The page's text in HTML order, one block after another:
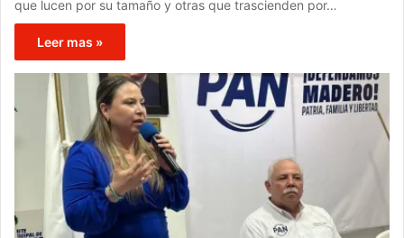
que lucen por su tamaño y otras que trascienden por…
Leer mas »